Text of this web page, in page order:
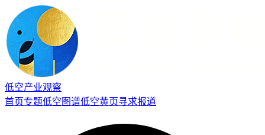
低空产业观察
首页专题低空图谱低空黄页寻求报道